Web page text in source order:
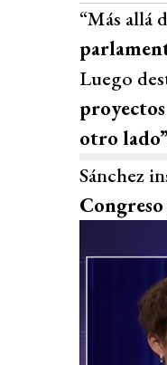
“Más allá
Luego
otro
Sánchez